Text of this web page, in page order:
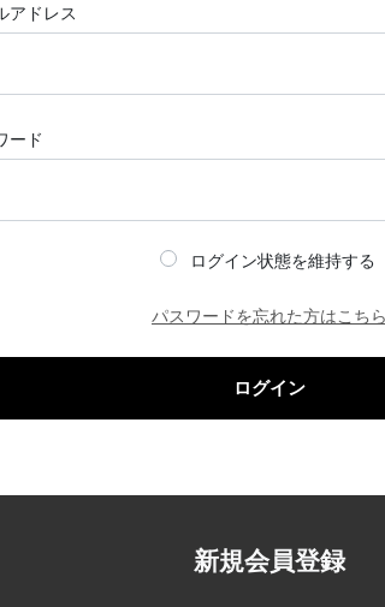
アドレス
ード
ログイン状態を維持する
パスワードを忘れた方はこちら
ログイン
新規会員登録